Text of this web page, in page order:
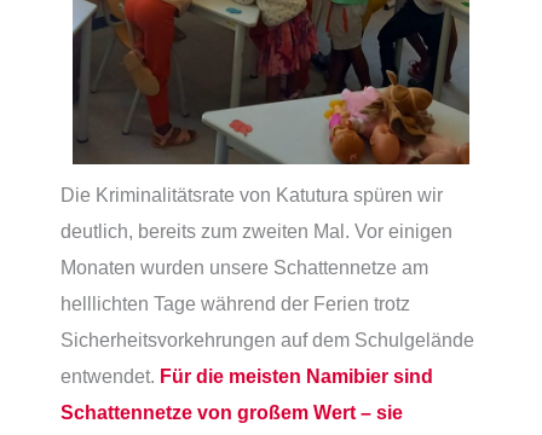
Die Kriminalitätsrate von Katutura spüren wir
deutlich, bereits zum zweiten Mal. Vor einigen
Monaten wurden unsere Schattennetze am
helllichten Tage während der Ferien trotz
Sicherheitsvorkehrungen auf dem Schulgelände
entwendet. Für die meisten Namibier sind
Schattennetze von großem Wert – sie